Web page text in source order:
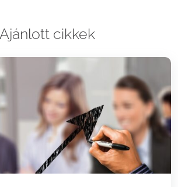
Ajánlott cikkek